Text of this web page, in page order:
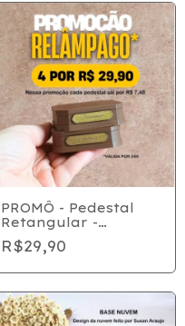
PROMÔ - Pedestal
Retangular -
7cmx6cmx2cm
R$29,90